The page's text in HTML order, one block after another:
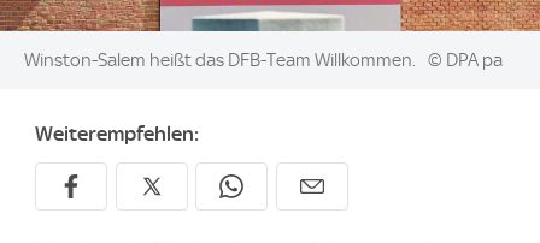
Image:
Winston-Salem heißt das DFB-Team Willkommen. © DPA pa
Weiterempfehlen: